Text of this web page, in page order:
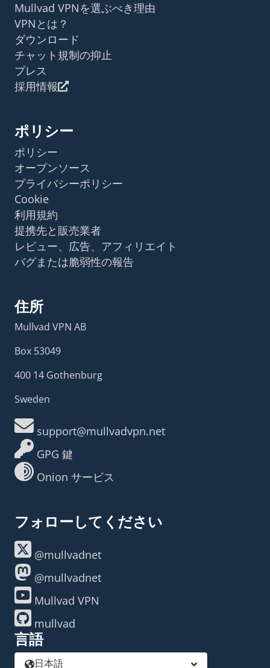
Mullvad VPNを選ぶべき理由
VPNとは？
ダウンロード
チャット規制の抑止
プレス
採用情報
ポリシー
ポリシー
オープンソース
プライバシーポリシー
Cookie
利用規約
提携先と販売業者
レビュー、広告、アフィリエイト
バグまたは脆弱性の報告
住所
Mullvad VPN AB
Box 53049
400 14 Gothenburg
Sweden
support@mullvadvpn.net
GPG 鍵
Onion サービス
フォローしてください
@mullvadnet
@mullvadnet
Mullvad VPN
mullvad
言語
日本語